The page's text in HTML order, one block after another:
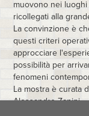
muovono nei
ricollegati alla
La convinzione è
questi criteri
approcciare
possibilità per
fenomeni
La mostra è curata
Alessandro Zanini.